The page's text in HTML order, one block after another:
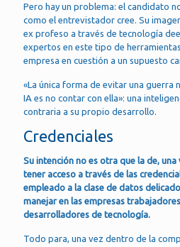
Pero hay un problema: el candidato
como el entrevistador cree. Su
ex profeso a través de tecnología
expertos en este tipo de
empresa en cuestión a un supuesto
«La única forma de evitar una guerra
IA es no contar con ella»: una
contraria a su propio desarrollo.
Credenciales
Su intención no es otra que la de,
tener acceso a través de las
empleado a la clase de datos
manejar en las empresas
desarrolladores de tecnología.
Todo para, una vez dentro de la